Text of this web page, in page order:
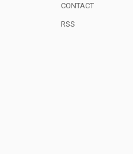
CONTACT
RSS